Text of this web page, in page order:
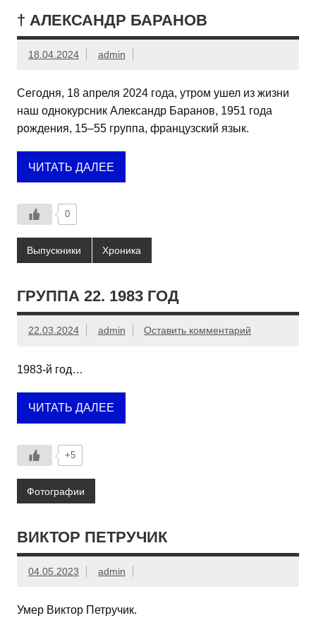
† АЛЕКСАНДР БАРАНОВ
18.04.2024 admin
Сегодня, 18 апреля 2024 года, утром ушел из жизни
наш однокурсник Александр Баранов, 1951 года
рождения, 15–55 группа, французский язык.
ЧИТАТЬ ДАЛЕЕ
0
Выпускники Хроника
ГРУППА 22. 1983 ГОД
22.03.2024 admin Оставить комментарий
1983-й год…
ЧИТАТЬ ДАЛЕЕ
+5
Фотографии
ВИКТОР ПЕТРУЧИК
04.05.2023 admin
Умер Виктор Петручик.